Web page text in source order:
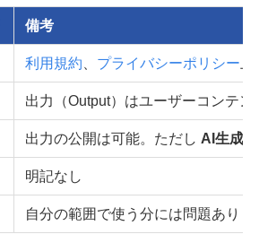
備考
利用規約 プライバシーポリシー
出力（Output）はユーザーコンテ
出力の公開は可能。ただし AI生成
明記なし
自分の範囲で使う分には問題ありま